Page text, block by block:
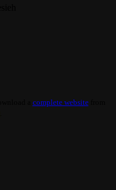
complete websitefrom